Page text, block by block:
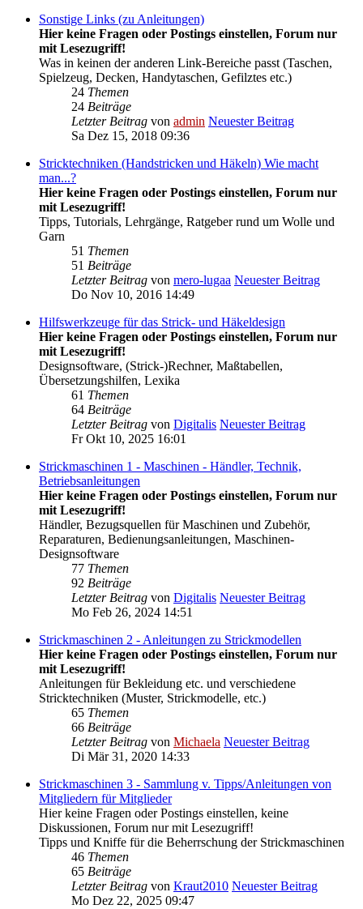
Sonstige Links (zu Anleitungen)
Hier keine Fragen oder Postings einstellen, Forum nur
mit Lesezugriff!
Was in keinen der anderen Link-Bereiche passt (Taschen,
Spielzeug, Decken, Handytaschen, Gefilztes etc.)
24 Themen
24 Beiträge
Letzter Beitrag von admin Neuester Beitrag
Sa Dez 15, 2018 09:36
Stricktechniken (Handstricken und Häkeln) Wie macht
man...?
Hier keine Fragen oder Postings einstellen, Forum nur
mit Lesezugriff!
Tipps, Tutorials, Lehrgänge, Ratgeber rund um Wolle und
Garn
51 Themen
51 Beiträge
Letzter Beitrag von mero-lugaa Neuester Beitrag
Do Nov 10, 2016 14:49
Hilfswerkzeuge für das Strick- und Häkeldesign
Hier keine Fragen oder Postings einstellen, Forum nur
mit Lesezugriff!
Designsoftware, (Strick-)Rechner, Maßtabellen,
Übersetzungshilfen, Lexika
61 Themen
64 Beiträge
Letzter Beitrag von Digitalis Neuester Beitrag
Fr Okt 10, 2025 16:01
Strickmaschinen 1 - Maschinen - Händler, Technik,
Betriebsanleitungen
Hier keine Fragen oder Postings einstellen, Forum nur
mit Lesezugriff!
Händler, Bezugsquellen für Maschinen und Zubehör,
Reparaturen, Bedienungsanleitungen, Maschinen-
Designsoftware
77 Themen
92 Beiträge
Letzter Beitrag von Digitalis Neuester Beitrag
Mo Feb 26, 2024 14:51
Strickmaschinen 2 - Anleitungen zu Strickmodellen
Hier keine Fragen oder Postings einstellen, Forum nur
mit Lesezugriff!
Anleitungen für Bekleidung etc. und verschiedene
Stricktechniken (Muster, Strickmodelle, etc.)
65 Themen
66 Beiträge
Letzter Beitrag von Michaela Neuester Beitrag
Di Mär 31, 2020 14:33
Strickmaschinen 3 - Sammlung v. Tipps/Anleitungen von
Mitgliedern für Mitglieder
Hier keine Fragen oder Postings einstellen, keine
Diskussionen, Forum nur mit Lesezugriff!
Tipps und Kniffe für die Beherrschung der Strickmaschinen
46 Themen
65 Beiträge
Letzter Beitrag von Kraut2010 Neuester Beitrag
Mo Dez 22, 2025 09:47